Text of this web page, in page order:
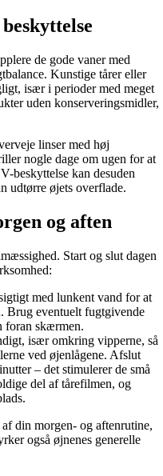
de gode vaner med
Kunstige tårer eller
især i perioder med meget
uden konserveringsmidler,
linser med høj
nogle dage om ugen for at
beskyttelse kan desuden
udtørre øjets overflade.
og aften
Start og slut dagen
med lunkent vand for at
Brug eventuelt fugtgivende
foran skærmen.
især omkring vipperne, så
ved øjenlågene. Afslut
– det stimulerer de små
del af tårefilmen, og
din morgen- og aftenrutine,
også øjnenes generelle